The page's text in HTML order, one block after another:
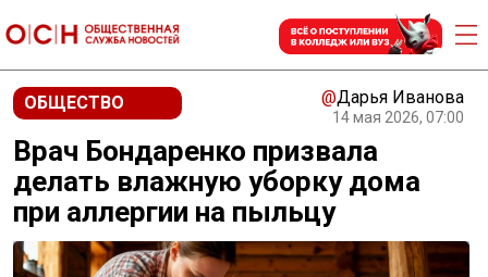
ОБЩЕСТВО @Дарья Иванова
14 мая 2026, 07:00
Врач Бондаренко призвала
делать влажную уборку дома
при аллергии на пыльцу